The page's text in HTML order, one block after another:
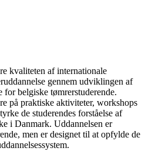
kvaliteten af internationale
gennem udviklingen af
for belgiske tømrerstuderende.
på praktiske aktiviteter, workshops
de studerendes forståelse af
i Danmark. Uddannelsen er
men er designet til at opfylde de